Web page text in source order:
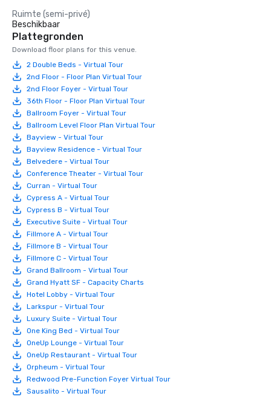
Ruimte (semi-privé)
Beschikbaar
Plattegronden
Download floor plans for this venue.
2 Double Beds - Virtual Tour
2nd Floor - Floor Plan Virtual Tour
2nd Floor Foyer - Virtual Tour
36th Floor - Floor Plan Virtual Tour
Ballroom Foyer - Virtual Tour
Ballroom Level Floor Plan Virtual Tour
Bayview - Virtual Tour
Bayview Residence - Virtual Tour
Belvedere - Virtual Tour
Conference Theater - Virtual Tour
Curran - Virtual Tour
Cypress A - Virtual Tour
Cypress B - Virtual Tour
Executive Suite - Virtual Tour
Fillmore A - Virtual Tour
Fillmore B - Virtual Tour
Fillmore C - Virtual Tour
Grand Ballroom - Virtual Tour
Grand Hyatt SF - Capacity Charts
Hotel Lobby - Virtual Tour
Larkspur - Virtual Tour
Luxury Suite - Virtual Tour
One King Bed - Virtual Tour
OneUp Lounge - Virtual Tour
OneUp Restaurant - Virtual Tour
Orpheum - Virtual Tour
Redwood Pre-Function Foyer Virtual Tour
Sausalito - Virtual Tour